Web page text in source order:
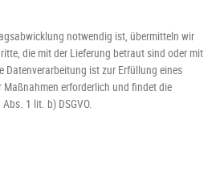
notwendig ist, übermitteln wir
die mit der Lieferung betraut sind oder mit
Datenverarbeitung ist zur Erfüllung eines
erforderlich und findet die
1 lit. b) DSGVO.